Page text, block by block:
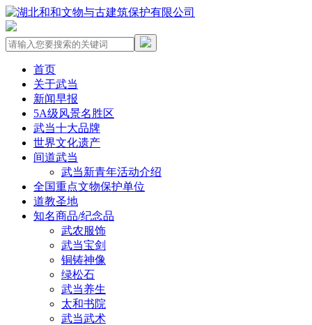
首页
关于武当
新闻早报
5A级风景名胜区
武当十大品牌
世界文化遗产
间道武当
武当新青年活动介绍
全国重点文物保护单位
道教圣地
知名商品/纪念品
武农服饰
武当宝剑
铜铸神像
绿松石
武当养生
太和书院
武当武术